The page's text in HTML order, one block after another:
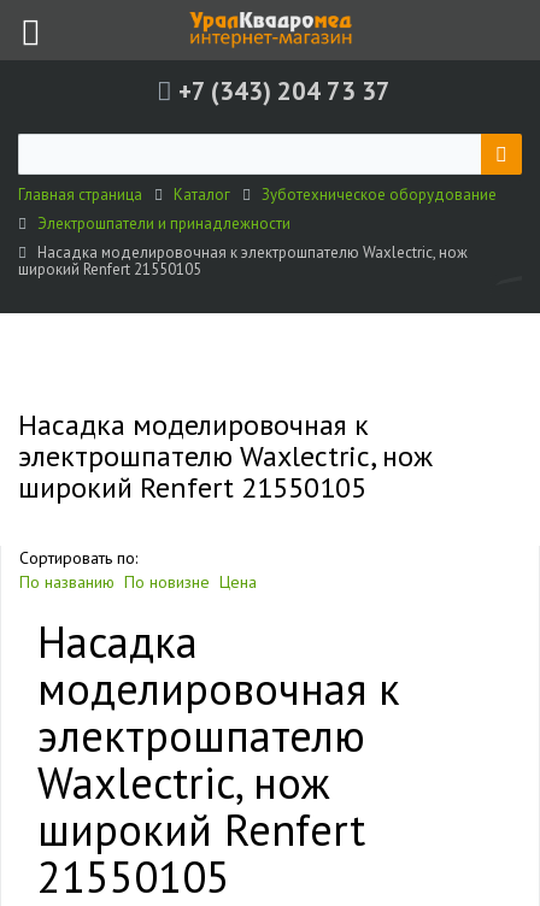
+7 (343) 204 73 37
Главная страница Каталог
Зуботехническое оборудование
Электрошпатели и принадлежности
Насадка моделировочная к электрошпателю Waxlectric, нож
широкий Renfert 21550105
Насадка моделировочная к
электрошпателю Waxlectric, нож
широкий Renfert 21550105
Сортировать по:
По названию По новизне Цена
Насадка
моделировочная к
электрошпателю
Waxlectric, нож
широкий Renfert
21550105